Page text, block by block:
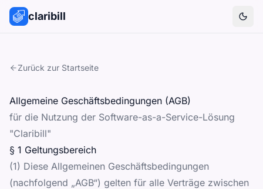
claribill
Zurück zur Startseite
Allgemeine Geschäftsbedingungen (AGB)
für die Nutzung der Software-as-a-Service-Lösung
"Claribill"
§ 1 Geltungsbereich
(1) Diese Allgemeinen Geschäftsbedingungen
(nachfolgend „AGB“) gelten für alle Verträge zwischen